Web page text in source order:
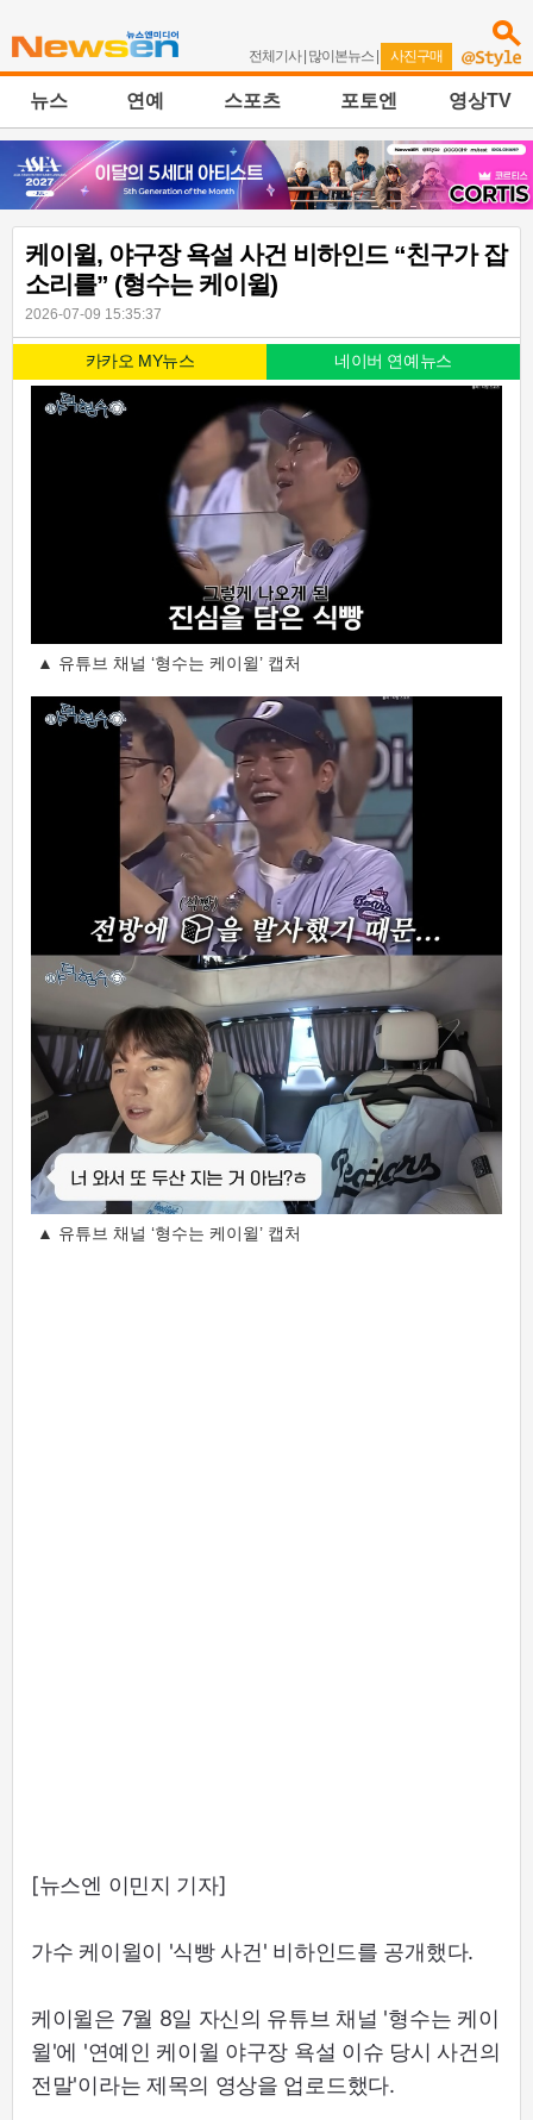
전체기사| 많이본뉴스 | 사진구매
뉴스 연예 스포츠 포토엔 영상TV
케이윌, 야구장 욕설 사건 비하인드 “친구가 잡
소리를” (형수는 케이윌)
2026-07-09 15:35:37
카카오 MY뉴스 네이버 연예뉴스
▲ 유튜브 채널 ‘형수는 케이윌’ 캡처
▲ 유튜브 채널 ‘형수는 케이윌’ 캡처
[뉴스엔 이민지 기자]
가수 케이윌이 '식빵 사건' 비하인드를 공개했다.
케이윌은 7월 8일 자신의 유튜브 채널 '형수는 케이
윌'에 '연예인 케이윌 야구장 욕설 이슈 당시 사건의
전말'이라는 제목의 영상을 업로드했다.